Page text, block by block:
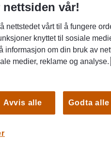
Vikariat/
engasjement
Drift og
søkes til møteservering
i et profesjonelt og
høyt tempo, liker å yte god
vil være en viktig del av et
og daglig drift gjennomføres på
dagens og kommende bestillinger
vår!
nettstedet vårt til å fungere
knyttet til sosiale
informasjon om din bruk av
medier, reklame og analyse.
Avvis alle Godta